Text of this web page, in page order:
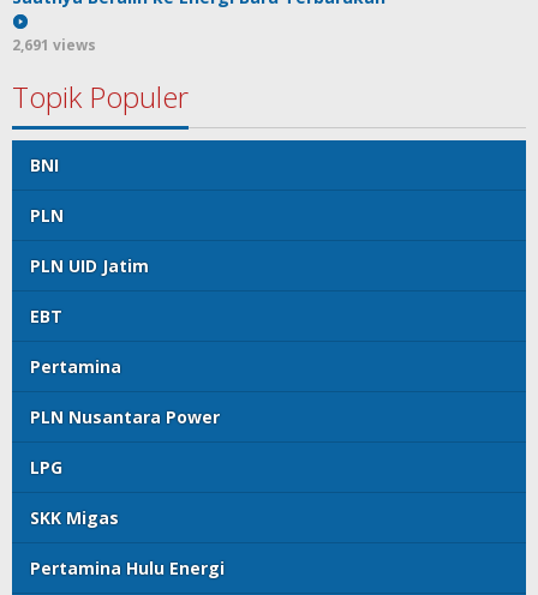
2,691 views
Topik Populer
BNI
PLN
PLN UID Jatim
EBT
Pertamina
PLN Nusantara Power
LPG
SKK Migas
Pertamina Hulu Energi